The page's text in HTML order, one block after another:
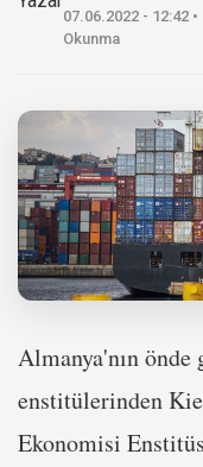
07.06.2022 - 12:42 •
Okunma
Almanya'nın önde
enstitülerinden
Ekonomisi